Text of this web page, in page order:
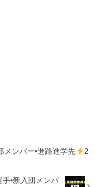
メンバー•進路進学先
2
手•新入団メンバ